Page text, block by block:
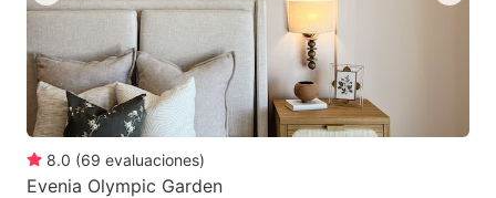
8.0 (69 evaluaciones)
Evenia Olympic Garden